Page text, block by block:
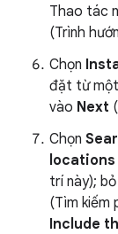
Thao tác
(Trình
Chọn
đặt từ
vào Next
Chọn
locations
trí này);
(Tìm kiếm
Include